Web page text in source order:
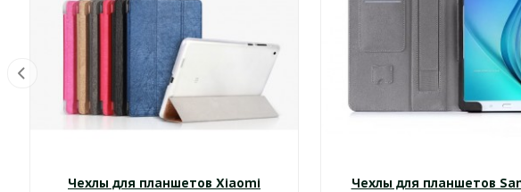
Чехлы для планшетов Xiaomi Чехлы для планшетов